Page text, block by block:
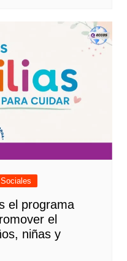
Sociales
el programa
el
niñas y